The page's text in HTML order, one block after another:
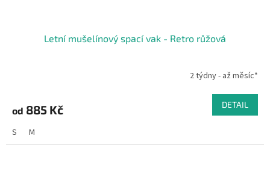
Letní mušelínový spací vak - Retro růžová
2 týdny - až měsíc*
od 885 Kč DETAIL
S M